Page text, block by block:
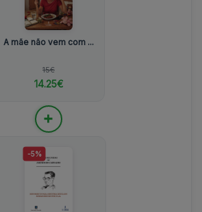
A mãe não vem com ...
15€
14.25€
+
-5%